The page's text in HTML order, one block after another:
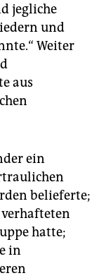
jegliche
und
Weiter
aus
ein
belieferte;
hatte;
in